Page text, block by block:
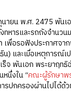
น พ.ศ. 2475 พันเอ
ทหารและรถถังจำนวน
เพื่อรอฟังประกาศจา
) และเมื่อเหตุการณ์เ
จ พันเอก พระยาฤทธิ
นึ่งใน “คณะผู้รักษาพ
รปกครองผ่านไปได้ด้